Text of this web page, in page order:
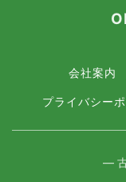
会社案内
プライバシー
―